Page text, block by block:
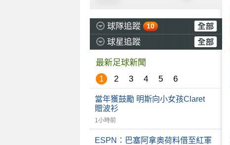
球隊追蹤 10
球星追蹤
最新足球新聞
1
2 3 4 5 6
當年獲鼓勵 明斯向小女孩Claret
贈波衫
1小時前
ESPN：巴塞阿拿奧荷料借至紅軍